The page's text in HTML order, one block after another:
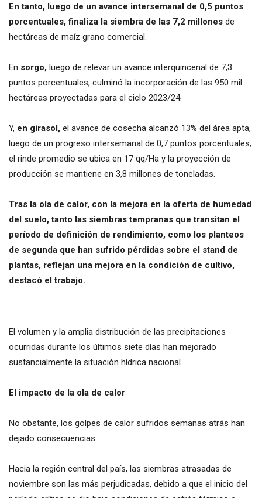
En tanto, luego de un avance intersemanal de 0,5 puntos
porcentuales, finaliza la siembra de las 7,2 millones de
hectáreas de maíz grano comercial.
En sorgo, luego de relevar un avance interquincenal de 7,3
puntos porcentuales, culminó la incorporación de las 950 mil
hectáreas proyectadas para el ciclo 2023/24.
Y, en girasol, el avance de cosecha alcanzó 13% del área apta,
luego de un progreso intersemanal de 0,7 puntos porcentuales;
el rinde promedio se ubica en 17 qq/Ha y la proyección de
producción se mantiene en 3,8 millones de toneladas.
Tras la ola de calor, con la mejora en la oferta de humedad
del suelo, tanto las siembras tempranas que transitan el
período de definición de rendimiento, como los planteos
de segunda que han sufrido pérdidas sobre el stand de
plantas, reflejan una mejora en la condición de cultivo,
destacó el trabajo.
El volumen y la amplia distribución de las precipitaciones
ocurridas durante los últimos siete días han mejorado
sustancialmente la situación hídrica nacional.
El impacto de la ola de calor
No obstante, los golpes de calor sufridos semanas atrás han
dejado consecuencias.
Hacia la región central del país, las siembras atrasadas de
noviembre son las más perjudicadas, debido a que el inicio del